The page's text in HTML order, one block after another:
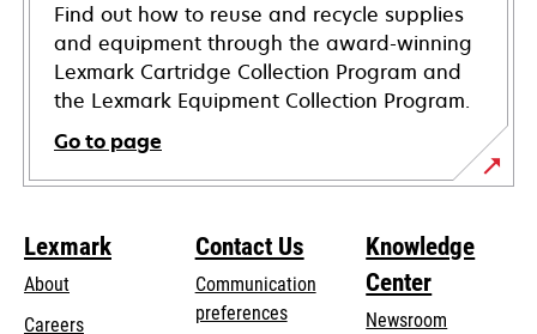
Find out how to reuse and recycle supplies
and equipment through the award-winning
Lexmark Cartridge Collection Program and
the Lexmark Equipment Collection Program.
Go to page
Lexmark
About
Careers
Contact Us
Communication
preferences
Knowledge
Center
Newsroom